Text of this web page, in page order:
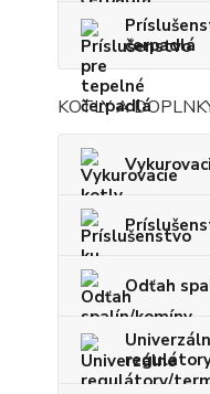
čerpadlá
KOTLY A
Odťah